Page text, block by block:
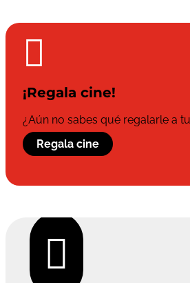

¡Regala cine!
¿Aún no sabes qué regalarle a
Regala cine
